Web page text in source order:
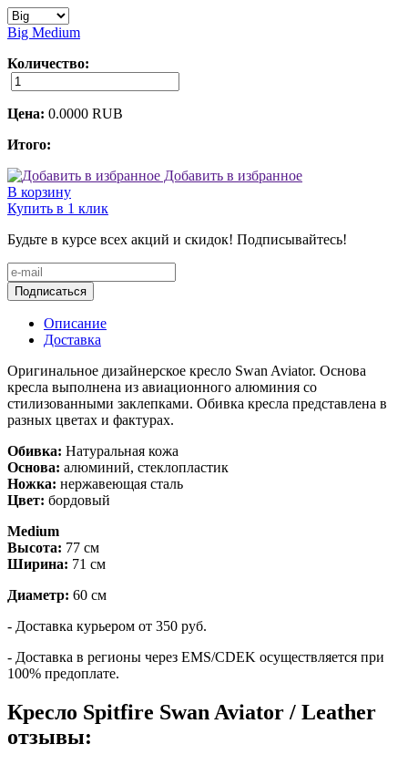
Big Medium
Количество:
Цена: 0.0000 RUB
Итого:
Добавить в избранное
В корзину
Купить в 1 клик
Будьте в курсе всех акций и скидок! Подписывайтесь!
Подписаться
Описание
Доставка
Оригинальное дизайнерское кресло Swan Aviator. Основа
кресла выполнена из авиационного алюминия со
стилизованными заклепками. Обивка кресла представлена в
разных цветах и фактурах.
Обивка: Натуральная кожа
Основа: алюминий, стеклопластик
Ножка: нержавеющая сталь
Цвет: бордовый
Medium
Высота: 77 см
Ширина: 71 см
Диаметр: 60 см
- Доставка курьером от 350 руб.
- Доставка в регионы через EMS/CDEK осуществляется при
100% предоплате.
Кресло Spitfire Swan Aviator / Leather
отзывы: